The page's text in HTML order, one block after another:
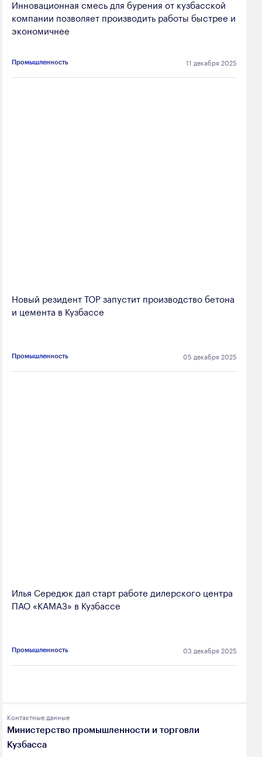
Инновационная смесь для бурения от кузбасской
компании позволяет производить работы быстрее и
экономичнее
Промышленность 11 декабря 2025
Новый резидент ТОР запустит производство бетона
и цемента в Кузбассе
Промышленность 05 декабря 2025
Илья Середюк дал старт работе дилерского центра
ПАО «КАМАЗ» в Кузбассе
Промышленность 03 декабря 2025
Контактные данные
Министерство промышленности и торговли
Кузбасса